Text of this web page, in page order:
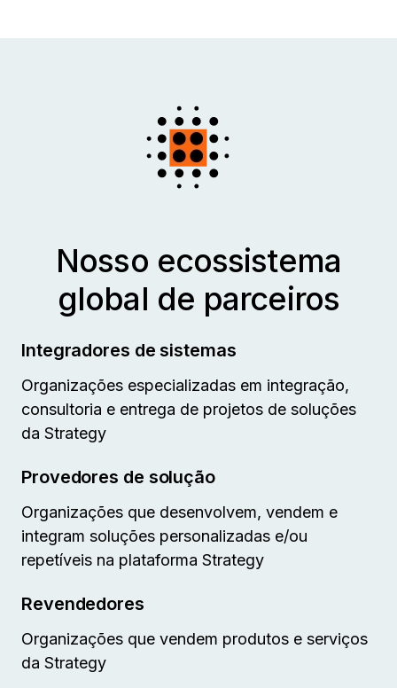
Nosso ecossistema
global de parceiros
Integradores de sistemas
Organizações especializadas em integração,
consultoria e entrega de projetos de soluções
da Strategy
Provedores de solução
Organizações que desenvolvem, vendem e
integram soluções personalizadas e/ou
repetíveis na plataforma Strategy
Revendedores
Organizações que vendem produtos e serviços
da Strategy